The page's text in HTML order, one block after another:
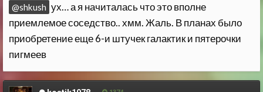
@shkush ух… а я начиталась что это вполне
приемлемое соседство.. хмм. Жаль. В планах было
приобретение еще 6-и штучек галактик и пятерочки
пигмеев